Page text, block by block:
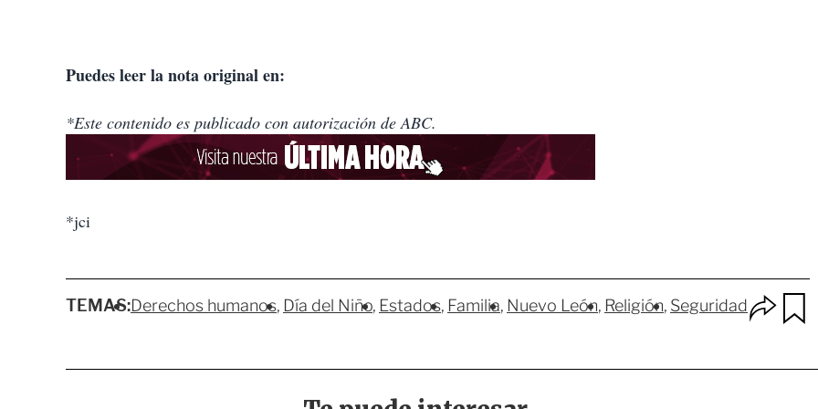
Puedes leer la nota original en:
*Este contenido es publicado con autorización de ABC.
*jci
TEMAS:Derechos humanos Día del Niño Estados Familia Nuevo León Religión Seguridad
p